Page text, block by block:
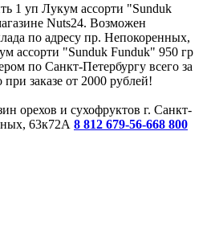
1 уп Лукум ассорти "Sunduk
Nuts24. Возможен
по адресу пр. Непокоренных,
ассорти "Sunduk Funduk" 950 гр
по Санкт-Петербургу всего за
заказе от 2000 рублей!
г. Санкт-
63к72А 8 812 679-56-668 800